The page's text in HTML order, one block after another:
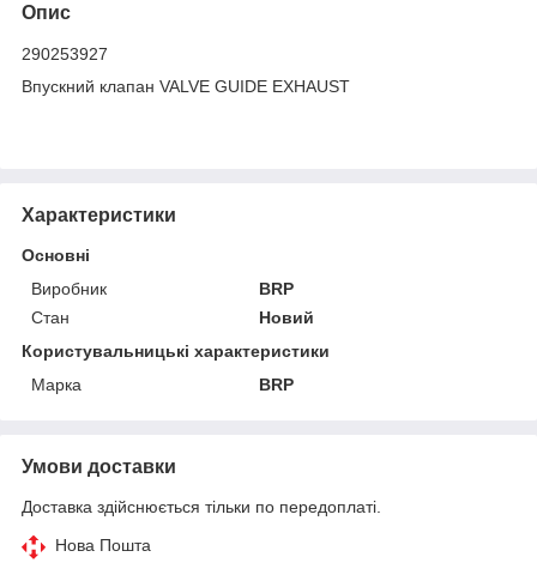
Опис
290253927
Впускний клапан VALVE GUIDE EXHAUST
Характеристики
Основні
Виробник
BRP
Стан
Новий
Користувальницькі характеристики
Марка
BRP
Умови доставки
Доставка здійснюється тільки по передоплаті.
Нова Пошта